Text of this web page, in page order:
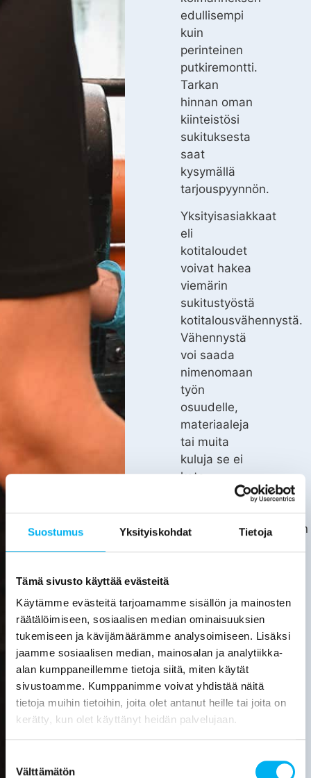
Suostumus Yksityiskohdat Tietoja
Tämä sivusto käyttää evästeitä
Käytämme evästeitä tarjoamamme sisällön ja mainosten
räätälöimiseen, sosiaalisen median ominaisuuksien
tukemiseen ja kävijämäärämme analysoimiseen. Lisäksi
jaamme sosiaalisen median, mainosalan ja analytiikka-
alan kumppaneillemme tietoja siitä, miten käytät
sivustoamme. Kumppanimme voivat yhdistää näitä
tietoja muihin tietoihin, joita olet antanut heille tai joita on
kerätty, kun olet käyttänyt heidän palvelujaan.
valinta
Välttämätön
edullisempi
kuin
perinteinen
putkiremontti.
Tarkan
hinnan oman
kiinteistösi
sukituksesta
saat
kysymällä
tarjouspyynnön.
Yksityisasiakkaat
eli
kotitaloudet
voivat hakea
viemärin
sukitustyöstä
kotitalousvähennystä.
Vähennystä
voi saada
nimenomaan
työn
osuudelle,
materiaaleja
tai muita
kuluja se ei
kata.
huolehtii
kotitalousvähennyksen
tiedot
löytyvät
verottajan
sivuilta.
Laske
viemärin
sukituksen
hinta